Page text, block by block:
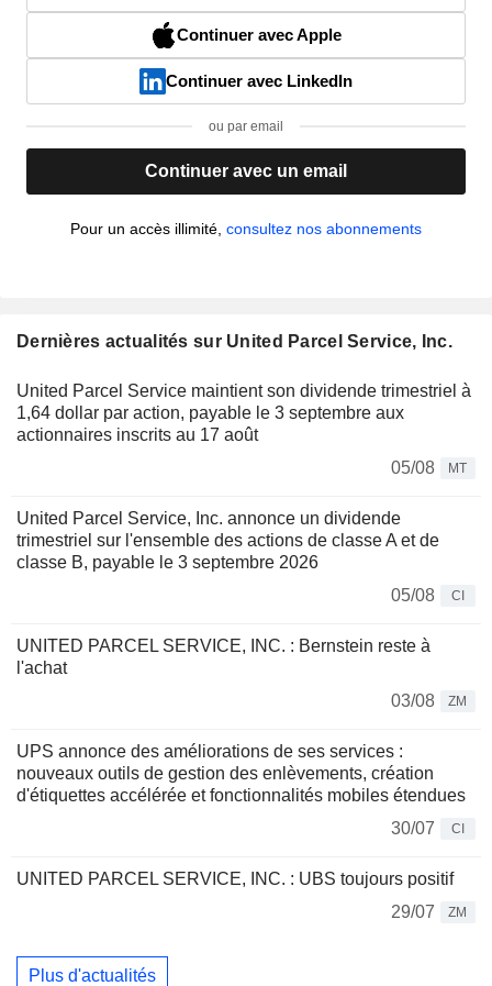
Continuer avec Apple
Continuer avec LinkedIn
ou par email
Continuer avec un email
Pour un accès illimité, consultez nos abonnements
Dernières actualités sur United Parcel Service, Inc.
United Parcel Service maintient son dividende trimestriel à
1,64 dollar par action, payable le 3 septembre aux
actionnaires inscrits au 17 août
05/08
MT
United Parcel Service, Inc. annonce un dividende
trimestriel sur l'ensemble des actions de classe A et de
classe B, payable le 3 septembre 2026
05/08
CI
UNITED PARCEL SERVICE, INC. : Bernstein reste à
l'achat
03/08
ZM
UPS annonce des améliorations de ses services :
nouveaux outils de gestion des enlèvements, création
d'étiquettes accélérée et fonctionnalités mobiles étendues
30/07
CI
UNITED PARCEL SERVICE, INC. : UBS toujours positif
29/07
ZM
Plus d'actualités